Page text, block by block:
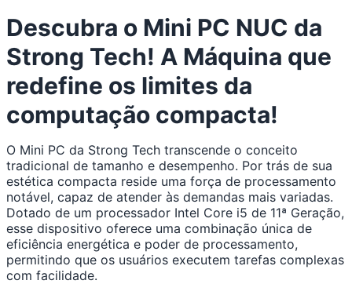
Descubra o Mini PC NUC da
Strong Tech! A Máquina que
redefine os limites da
computação compacta!
O Mini PC da Strong Tech transcende o conceito
tradicional de tamanho e desempenho. Por trás de sua
estética compacta reside uma força de processamento
notável, capaz de atender às demandas mais variadas.
Dotado de um processador Intel Core i5 de 11ª Geração,
esse dispositivo oferece uma combinação única de
eficiência energética e poder de processamento,
permitindo que os usuários executem tarefas complexas
com facilidade.